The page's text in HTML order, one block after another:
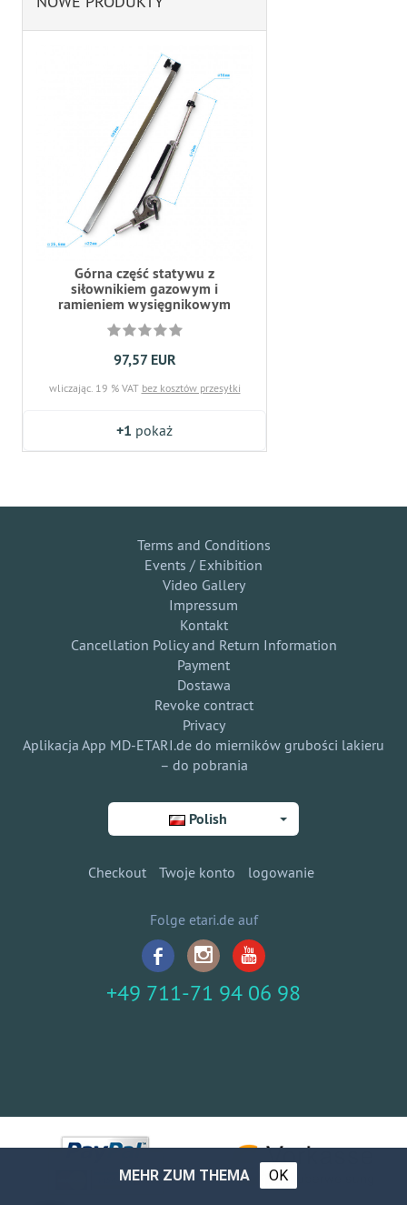
Górna część statywu z
siłownikiem gazowym i
ramieniem wysięgnikowym
97,57 EUR
wliczając. 19 % VAT bez kosztów przesyłki
+1 pokaż
Terms and Conditions
Events / Exhibition
Video Gallery
Impressum
Kontakt
Cancellation Policy and Return Information
Payment
Dostawa
Revoke contract
Privacy
Aplikacja App MD-ETARI.de do mierników grubości lakieru
– do pobrania
Polish
Checkout Twoje konto logowanie
Folge etari.de auf
+49 711-71 94 06 98
MEHR ZUM THEMA OK